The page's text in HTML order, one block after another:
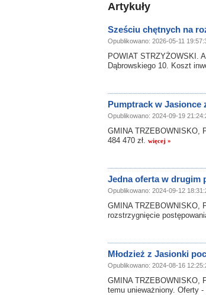
Artykuły
Sześciu chętnych na
Opublikowano: 2026-05-11
POWIAT STRZYŻOWSKI.
Dąbrowskiego 10. Koszt
Pumptrack w Jasionce
Opublikowano: 2024-09-19
GMINA TRZEBOWNISKO,
484 470 zł. więcej »
Jedna oferta w drugim
Opublikowano: 2024-09-12
GMINA TRZEBOWNISKO,
rozstrzygnięcie
Młodzież z Jasionki
Opublikowano: 2024-08-16
GMINA TRZEBOWNISKO,
temu unieważniony. Oferty -